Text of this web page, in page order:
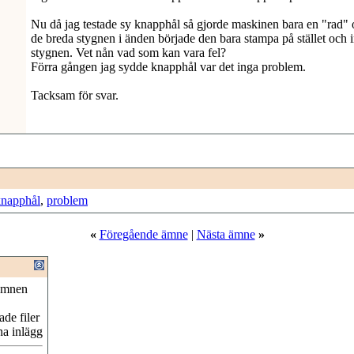
Nu då jag testade sy knapphål så gjorde maskinen bara en "rad"
de breda stygnen i änden började den bara stampa på stället och
stygnen. Vet nån vad som kan vara fel?
Förra gången jag sydde knapphål var det inga problem.
Tacksam för svar.
, problem
« Föregående ämne| Nästa ämne »
filer
inlägg